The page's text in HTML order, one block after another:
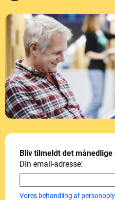
Bliv tilmeldt det månedlige
Din email-adresse:
Vores behandling af